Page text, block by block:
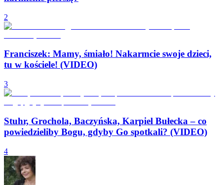
2
Franciszek: Mamy, śmiało! Nakarmcie swoje dzieci,
tu w kościele! (VIDEO)
3
Stuhr, Grochola, Baczyńska, Karpiel Bułecka – co
powiedzieliby Bogu, gdyby Go spotkali? (VIDEO)
4